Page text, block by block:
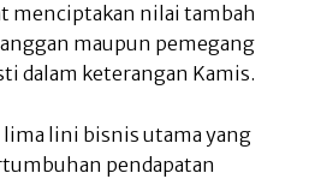
menciptakan nilai tambah
maupun pemegang
dalam keterangan Kamis.
lima lini bisnis utama yang
pendapatan